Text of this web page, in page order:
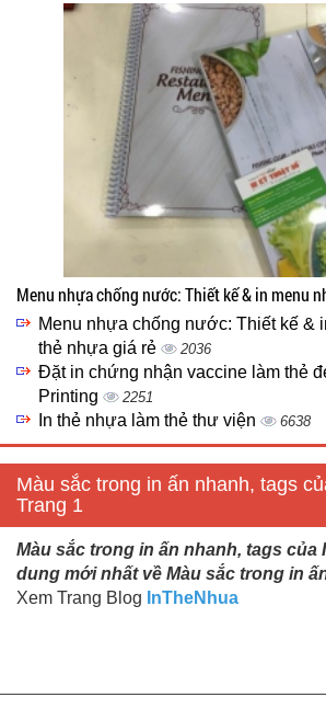
Menu nhựa chống nước: Thiết kế & in menu
Menu nhựa chống nước: Thiết kế &
thẻ nhựa giá rẻ
2036
Đặt in chứng nhận vaccine làm thẻ
Printing
2251
In thẻ nhựa làm thẻ thư viện 6638
Màu sắc trong in ấn nhanh, tags
Trang 1
Màu sắc trong in ấn nhanh, tags của
dung mới nhất về Màu sắc trong in
Xem Trang Blog InTheNhua